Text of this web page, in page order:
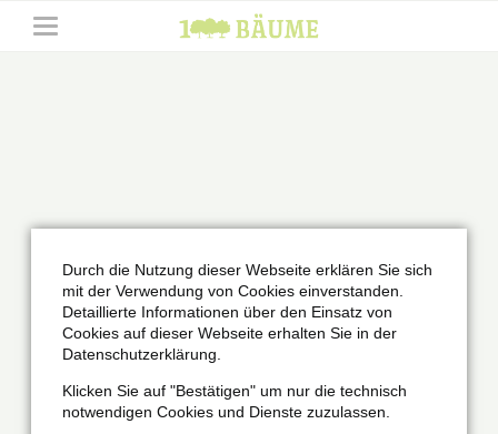
Durch die Nutzung dieser Webseite erklären Sie sich
mit der Verwendung von Cookies einverstanden.
Detaillierte Informationen über den Einsatz von
Cookies auf dieser Webseite erhalten Sie in der
Datenschutzerklärung.
Klicken Sie auf "Bestätigen" um nur die technisch
notwendigen Cookies und Dienste zuzulassen.